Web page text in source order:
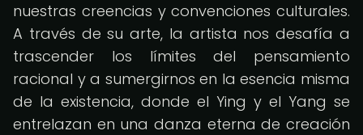
nuestras creencias y convenciones culturales.
A través de su arte, la artista nos desafía a
trascender los límites del pensamiento
racional y a sumergirnos en la esencia misma
de la existencia, donde el Ying y el Yang se
entrelazan en una danza eterna de creación